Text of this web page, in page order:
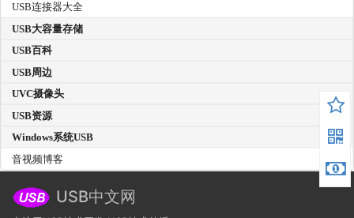
USB连接器大全
USB大容量存储
USB百科
USB周边
UVC摄像头
USB资源
Windows系统USB
音视频博客
USB中文网